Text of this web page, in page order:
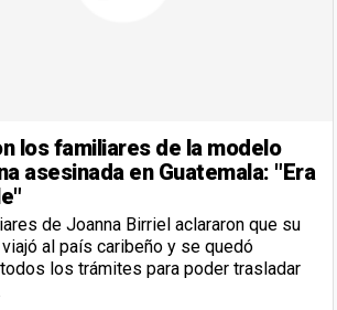
los familiares de la modelo
asesinada en Guatemala: "Era
de Joanna Birriel aclararon que su
al país caribeño y se quedó
los trámites para poder trasladar